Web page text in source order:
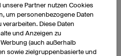
unsere Partner nutzen Cookies
um personenbezogene Daten
verarbeiten. Diese Daten
und Anzeigen zu
(auch außerhalb
sowie zielgruppenbasierte und